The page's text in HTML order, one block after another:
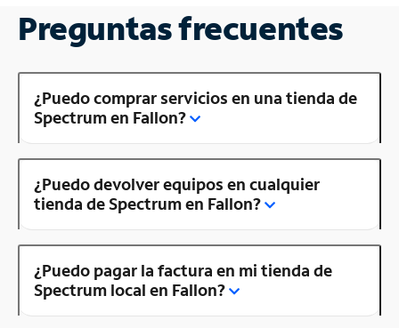
Preguntas frecuentes
¿Puedo comprar servicios en una tienda de
Spectrum en Fallon?
¿Puedo devolver equipos en cualquier
tienda de Spectrum en Fallon?
¿Puedo pagar la factura en mi tienda de
Spectrum local en Fallon?